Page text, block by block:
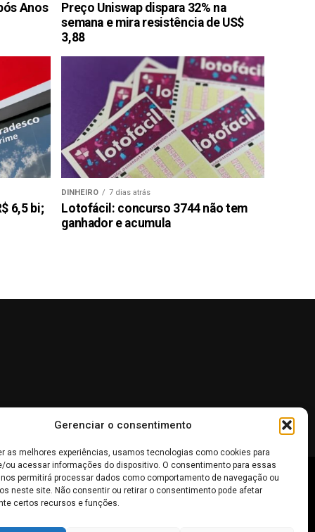
Gerenciar o consentimento
as melhores experiências, usamos tecnologias como cookies para
ou acessar informações do dispositivo. O consentimento para essas
permitirá processar dados como comportamento de navegação ou
neste site. Não consentir ou retirar o consentimento pode afetar
certos recursos e funções.
Anos
Preço Uniswap dispara 32% na
semana e mira resistência de US$
3,88
6,5 bi;
DINHEIRO 7 dias atrás
Lotofácil: concurso 3744 não tem
ganhador e acumula
devem ser interpretadas como recomendações de